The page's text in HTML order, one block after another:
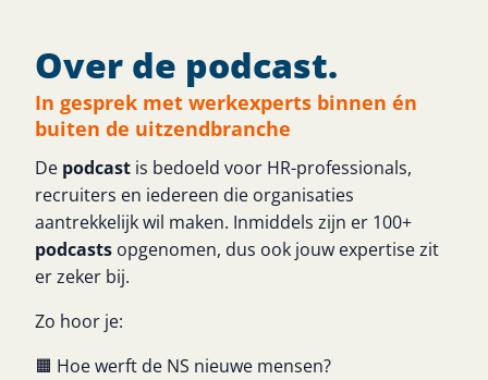
Over de podcast.
In gesprek met werkexperts binnen én
buiten de uitzendbranche
De podcast is bedoeld voor HR-professionals,
recruiters en iedereen die organisaties
aantrekkelijk wil maken. Inmiddels zijn er 100+
podcasts opgenomen, dus ook jouw expertise zit
er zeker bij.
Zo hoor je:
🟧 Hoe werft de NS nieuwe mensen?